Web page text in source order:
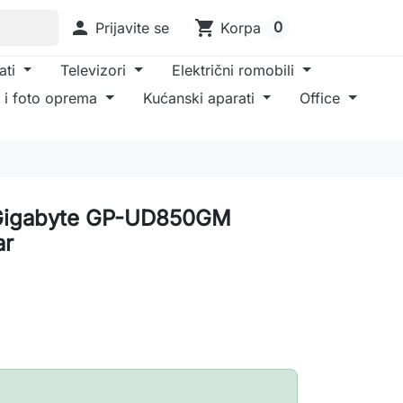
 Prijavite se shopping_cart Korpa 0
Televizori
Električni romobili
i foto oprema Kućanski aparati
Office
GP-UD850GM